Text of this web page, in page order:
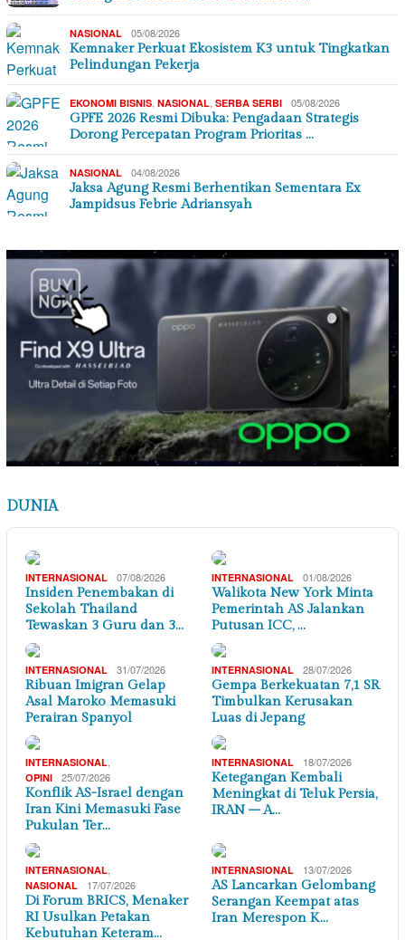
NASIONAL 05/08/2026
Kemnaker Perkuat Ekosistem K3 untuk Tingkatkan
Pelindungan Pekerja
EKONOMI BISNIS NASIONAL SERBA SERBI 05/08/2026
GPFE 2026 Resmi Dibuka: Pengadaan Strategis
Dorong Percepatan Program Prioritas …
NASIONAL 04/08/2026
Jaksa Agung Resmi Berhentikan Sementara Ex
Jampidsus Febrie Adriansyah
DUNIA
INTERNASIONAL 07/08/2026
Insiden Penembakan di
Sekolah Thailand
Tewaskan 3 Guru dan 3…
INTERNASIONAL 01/08/2026
Walikota New York Minta
Pemerintah AS Jalankan
Putusan ICC, …
INTERNASIONAL 31/07/2026
Ribuan Imigran Gelap
Asal Maroko Memasuki
Perairan Spanyol
INTERNASIONAL 28/07/2026
Gempa Berkekuatan 7,1 SR
Timbulkan Kerusakan
Luas di Jepang
INTERNASIONAL
OPINI 25/07/2026
Konflik AS-Israel dengan
Iran Kini Memasuki Fase
Pukulan Ter…
INTERNASIONAL 18/07/2026
Ketegangan Kembali
Meningkat di Teluk Persia,
IRAN – A…
INTERNASIONAL
NASIONAL 17/07/2026
Di Forum BRICS, Menaker
RI Usulkan Petakan
Kebutuhan Keteram…
INTERNASIONAL 13/07/2026
AS Lancarkan Gelombang
Serangan Keempat atas
Iran Merespon K…